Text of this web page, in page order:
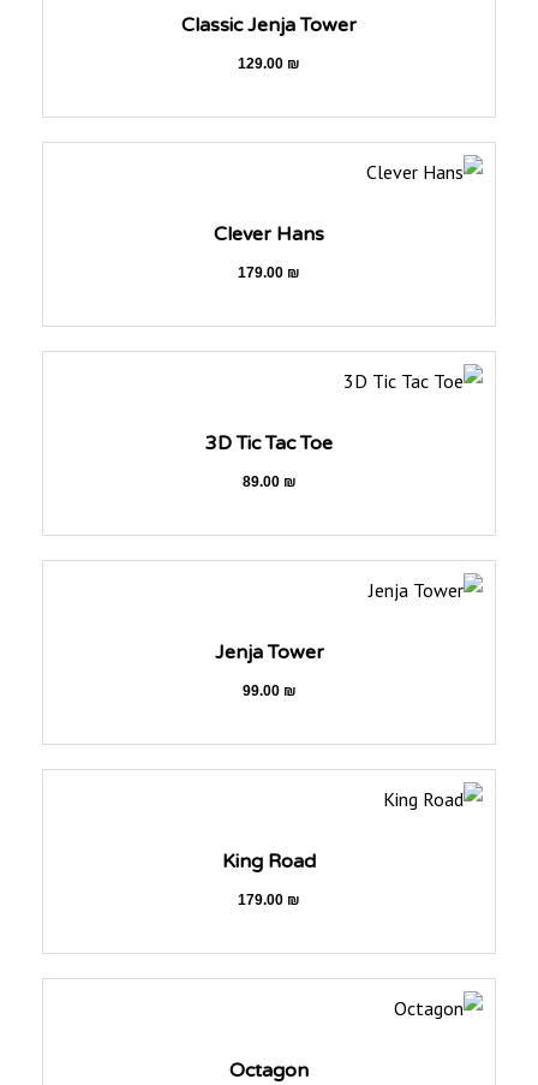
Classic Jenja Tower
129.00₪
Clever Hans
179.00₪
3D Tic Tac Toe
89.00₪
Jenja Tower
99.00₪
King Road
179.00₪
Octagon